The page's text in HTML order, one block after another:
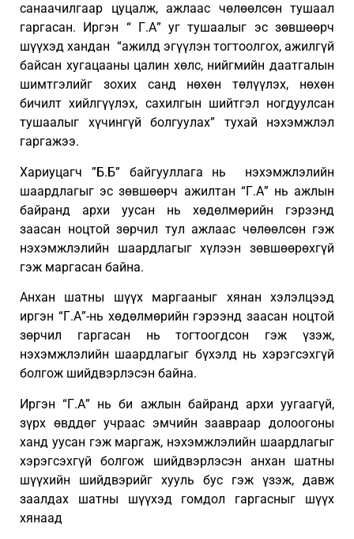
санаачилгаар цуцалж, ажлаас чөлөөлсөн тушаал
гаргасан. Иргэн “ Г.А” уг тушаалыг эс зөвшөөрч
шүүхэд хандан “ажилд эгүүлэн тогтоолгох, ажилгүй
байсан хугацааны цалин хөлс, нийгмийн даатгалын
шимтгэлийг зохих санд нөхөн төлүүлэх, нөхөн
бичилт хийлгүүлэх, сахилгын шийтгэл ногдуулсан
тушаалыг хүчингүй болгуулах” тухай нэхэмжлэл
гаргажээ.
Хариуцагч ”Б.Б” байгууллага нь нэхэмжлэлийн
шаардлагыг эс зөвшөөрч ажилтан “Г.А” нь ажлын
байранд архи уусан нь хөдөлмөрийн гэрээнд
заасан ноцтой зөрчил тул ажлаас чөлөөлсөн гэж
нэхэмжлэлийн шаардлагыг хүлээн зөвшөөрөхгүй
гэж маргасан байна.
Анхан шатны шүүх маргааныг хянан хэлэлцээд
иргэн “Г.А”-нь хөдөлмөрийн гэрээнд заасан ноцтой
зөрчил гаргасан нь тогтоогдсон гэж үзэж,
нэхэмжлэлийн шаардлагыг бүхэлд нь хэрэгсэхгүй
болгож шийдвэрлэсэн байна.
Иргэн “Г.А” нь би ажлын байранд архи уугаагүй,
зүрх өвддөг учраас эмчийн заавраар долоогоны
ханд уусан гэж маргаж, нэхэмжлэлийн шаардлагыг
хэрэгсэхгүй болгож шийдвэрлэсэн анхан шатны
шүүхийн шийдвэрийг хууль бус гэж үзэж, давж
заалдах шатны шүүхэд гомдол гаргасныг шүүх
хянаад